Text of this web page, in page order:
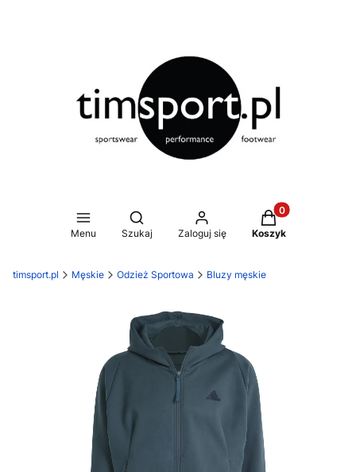
Menu
Otwórz wyszukiwarkę
Szukaj Zaloguj się
Produkty w
Koszyk
timsport.pl Męskie Odzież Sportowa Bluzy męskie